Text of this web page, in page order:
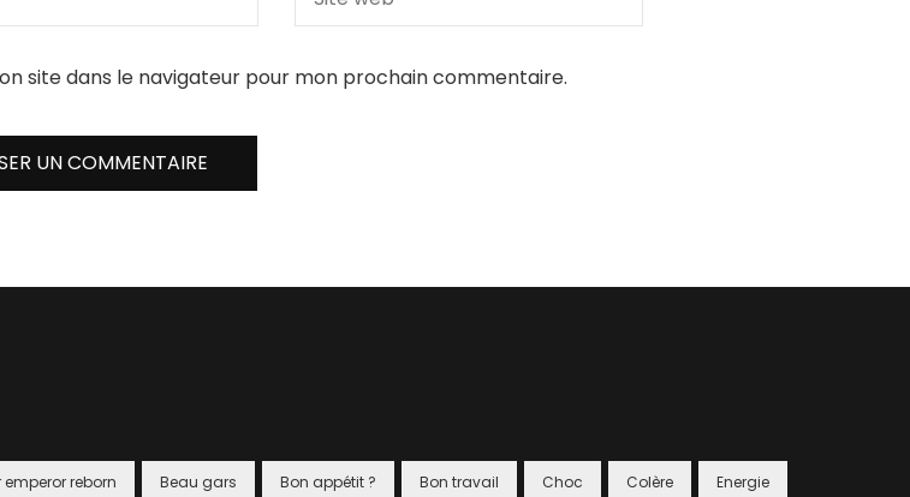
site dans le navigateur pour mon prochain commentaire.
emperor reborn Beau gars Bon appétit ? Bon travail Choc Colère Energie